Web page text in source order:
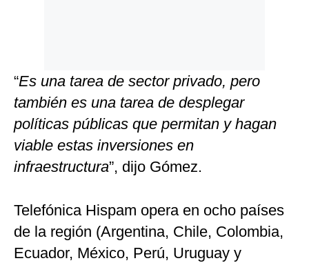
“Es una tarea de sector privado, pero
también es una tarea de desplegar
políticas públicas que permitan y hagan
viable estas inversiones en
infraestructura”, dijo Gómez.
Telefónica Hispam opera en ocho países
de la región (Argentina, Chile, Colombia,
Ecuador, México, Perú, Uruguay y